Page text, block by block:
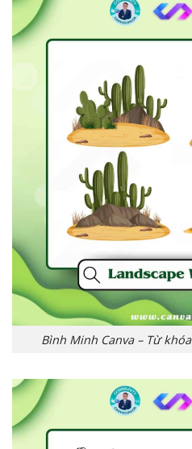
Bình Minh Canva – Từ